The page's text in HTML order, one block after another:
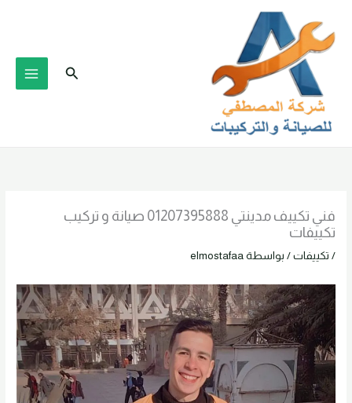
المحتوى
البحث
فني تكييف مدينتي 01207395888 صيانة و تركيب
تكييفات
/ تكييفات / بواسطة elmostafaa